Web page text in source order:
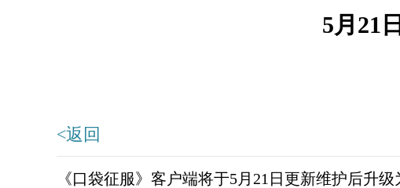
5月21
<返回
《口袋征服》客户端将于5月21日更新维护后升级